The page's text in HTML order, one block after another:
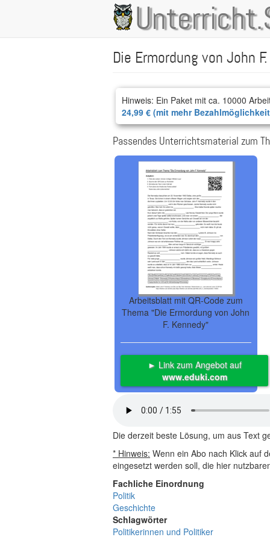
Main
navigation
Die Ermordung von John
Hinweis: Ein Paket mit ca. 10000
24,99 € (mit mehr
Passendes Unterrichtsmaterial zum
Arbeitsblatt mit QR-Code zum
Thema "Die Ermordung von John
F. Kennedy"
► Link zum Angebot auf
www.eduki.com
Die derzeit beste Lösung, um aus Text
* Hinweis: Wenn ein Abo nach Klick auf
eingesetzt werden soll, die hier
Fachliche Einordnung
Politik
Geschichte
Schlagwörter
Politikerinnen und Politiker